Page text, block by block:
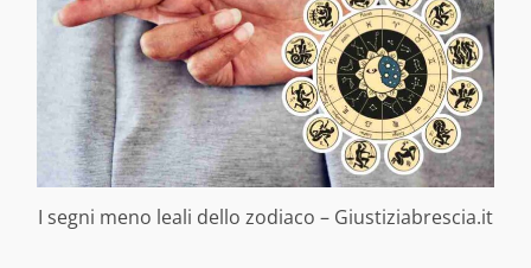
I segni meno leali dello zodiaco – Giustiziabrescia.it